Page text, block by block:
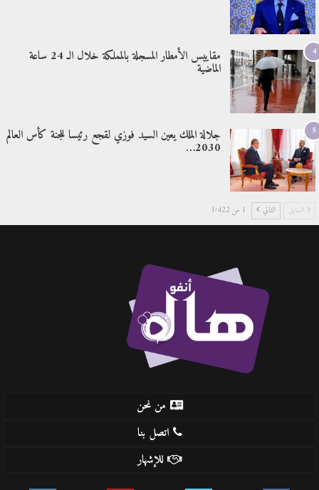
4 مقاييس الأمطار المسجلة بالمملكة خلال الـ 24 ساعة
الماضية
5 جلالة الملك يعين السيد فوزي لقجع رئيسا للجنة كأس العالم
2030…
السابق التالي 1 من 1٬422
من نحن
اتصل بنا
للإشهار